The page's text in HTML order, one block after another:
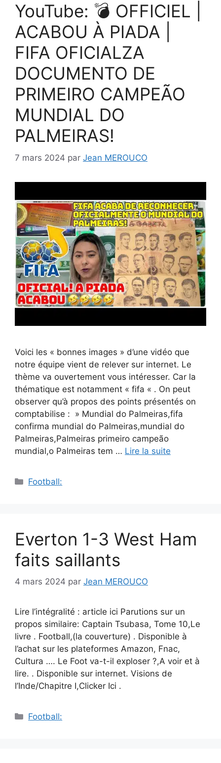
YouTube: 💣 OFFICIEL |
ACABOU À PIADA |
FIFA OFICIALZA
DOCUMENTO DE
PRIMEIRO CAMPEÃO
MUNDIAL DO
PALMEIRAS!
7 mars 2024 par Jean MEROUCO
Voici les « bonnes images » d’une vidéo que
notre équipe vient de relever sur internet. Le
thème va ouvertement vous intéresser. Car la
thématique est notamment « fifa « . On peut
observer qu’à propos des points présentés on
comptabilise : » Mundial do Palmeiras,fifa
confirma mundial do Palmeiras,mundial do
Palmeiras,Palmeiras primeiro campeão
mundial,o Palmeiras tem … Lire la suite
Catégories
Football:
Everton 1-3 West Ham
faits saillants
4 mars 2024 par Jean MEROUCO
Lire l’intégralité : article ici Parutions sur un
propos similaire: Captain Tsubasa, Tome 10,Le
livre . Football,(la couverture) . Disponible à
l’achat sur les plateformes Amazon, Fnac,
Cultura …. Le Foot va-t-il exploser ?,A voir et à
lire. . Disponible sur internet. Visions de
l’Inde/Chapitre I,Clicker Ici .
Catégories
Football: